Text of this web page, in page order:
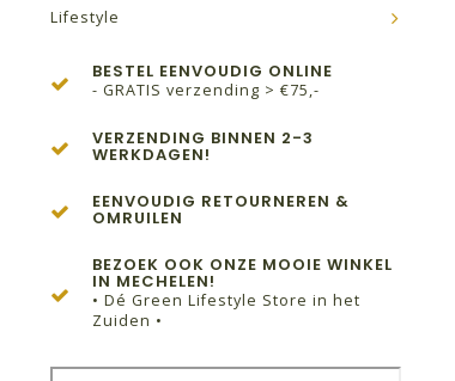
Lifestyle
BESTEL EENVOUDIG ONLINE
- GRATIS verzending > €75,-
VERZENDING BINNEN 2-3
WERKDAGEN!
EENVOUDIG RETOURNEREN &
OMRUILEN
BEZOEK OOK ONZE MOOIE WINKEL
IN MECHELEN!
• Dé Green Lifestyle Store in het
Zuiden •